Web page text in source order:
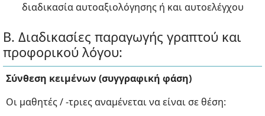
διαδικασία αυτοαξιολόγησης ή και αυτοελέγχου
Β. Διαδικασίες παραγωγής γραπτού και
προφορικού λόγου:
Σύνθεση κειμένων (συγγραφική φάση)
Οι μαθητές / -τριες αναμένεται να είναι σε θέση: